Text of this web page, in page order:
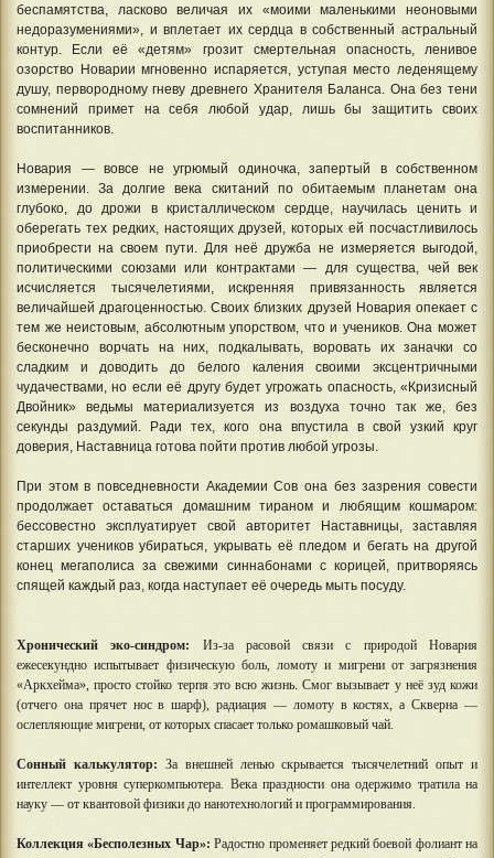
беспамятства, ласково величая их «моими маленькими неоновыми
недоразумениями», и вплетает их сердца в собственный астральный
контур. Если её «детям» грозит смертельная опасность, ленивое
озорство Новарии мгновенно испаряется, уступая место леденящему
душу, первородному гневу древнего Хранителя Баланса. Она без тени
сомнений примет на себя любой удар, лишь бы защитить своих
воспитанников.
Новария — вовсе не угрюмый одиночка, запертый в собственном
измерении. За долгие века скитаний по обитаемым планетам она
глубоко, до дрожи в кристаллическом сердце, научилась ценить и
оберегать тех редких, настоящих друзей, которых ей посчастливилось
приобрести на своем пути. Для неё дружба не измеряется выгодой,
политическими союзами или контрактами — для существа, чей век
исчисляется тысячелетиями, искренняя привязанность является
величайшей драгоценностью. Своих близких друзей Новария опекает с
тем же неистовым, абсолютным упорством, что и учеников. Она может
бесконечно ворчать на них, подкалывать, воровать их заначки со
сладким и доводить до белого каления своими эксцентричными
чудачествами, но если её другу будет угрожать опасность, «Кризисный
Двойник» ведьмы материализуется из воздуха точно так же, без
секунды раздумий. Ради тех, кого она впустила в свой узкий круг
доверия, Наставница готова пойти против любой угрозы.
При этом в повседневности Академии Сов она без зазрения совести
продолжает оставаться домашним тираном и любящим кошмаром:
бессовестно эксплуатирует свой авторитет Наставницы, заставляя
старших учеников убираться, укрывать её пледом и бегать на другой
конец мегаполиса за свежими синнабонами с корицей, притворяясь
спящей каждый раз, когда наступает её очередь мыть посуду.
Хронический эко-синдром: Из-за расовой связи с природой Новария
ежесекундно испытывает физическую боль, ломоту и мигрени от загрязнения
«Аркхейма», просто стойко терпя это всю жизнь. Смог вызывает у неё зуд кожи
(отчего она прячет нос в шарф), радиация — ломоту в костях, а Скверна —
ослепляющие мигрени, от которых спасает только ромашковый чай.
Сонный калькулятор: За внешней ленью скрывается тысячелетний опыт и
интеллект уровня суперкомпьютера. Века праздности она одержимо тратила на
науку — от квантовой физики до нанотехнологий и программирования.
Коллекция «Бесполезных Чар»:Радостно променяет редкий боевой фолиант на